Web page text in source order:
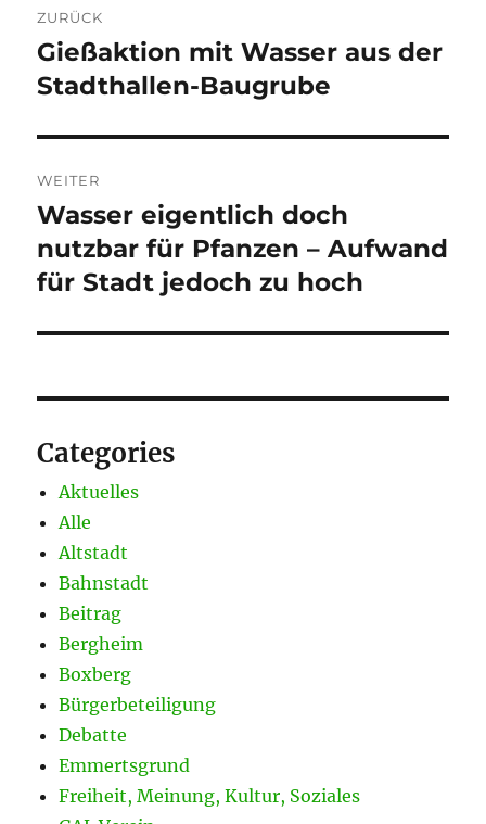
ZURÜCK
Vorheriger
Beitrag:
Gießaktion mit Wasser aus der
Stadthallen-Baugrube
WEITER
Nächster
Beitrag:
Wasser eigentlich doch
nutzbar für Pfanzen – Aufwand
für Stadt jedoch zu hoch
Categories
Aktuelles
Alle
Altstadt
Bahnstadt
Beitrag
Bergheim
Boxberg
Bürgerbeteiligung
Debatte
Emmertsgrund
Freiheit, Meinung, Kultur, Soziales